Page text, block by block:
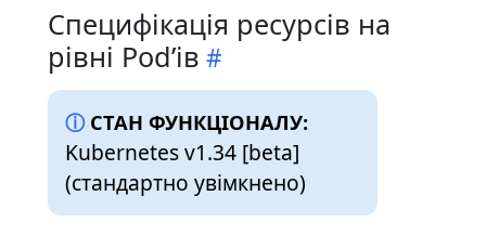
Специфікація ресурсів на
рівні Podʼів
СТАН ФУНКЦІОНАЛУ:
Kubernetes v1.34 [beta]
(стандартно увімкнено)